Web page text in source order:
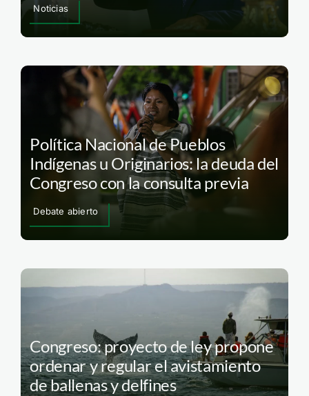
Noticias
Política Nacional de Pueblos
Indígenas u Originarios: la deuda del
Congreso con la consulta previa
Debate abierto
Congreso: proyecto de ley propone
ordenar y regular el avistamiento
de ballenas y delfines